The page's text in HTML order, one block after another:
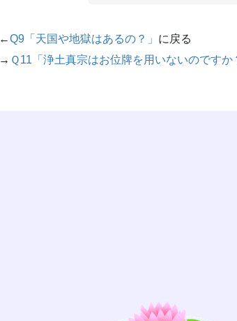
←Q9「天国や地獄はあるの？」 に戻る
→ Ｑ11「浄土真宗はお位牌を用いないのですか